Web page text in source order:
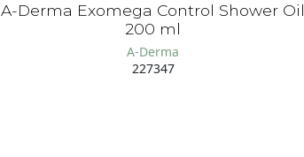
A-Derma Exomega Control Shower Oil
200 ml
A-Derma
227347